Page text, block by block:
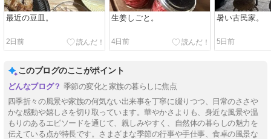
最近の豆皿。
2日前
生姜しごと。
4日前
暑い古民家。
5日前
このブログのここがポイント
季節の変化と家族の暮らしに焦点
四季折々の風景や家族の何気ない出来事を丁寧に綴りつつ、日常のささや
かな感動や嬉しさを切り取っています。華やかさよりも、身近な風景や温
もりのあるエピソードを通じて、親しみやすく、自然体の暮らしの魅力を
伝えている点が特長です。さまざまな季節の行事や手仕事、食卓の風景な